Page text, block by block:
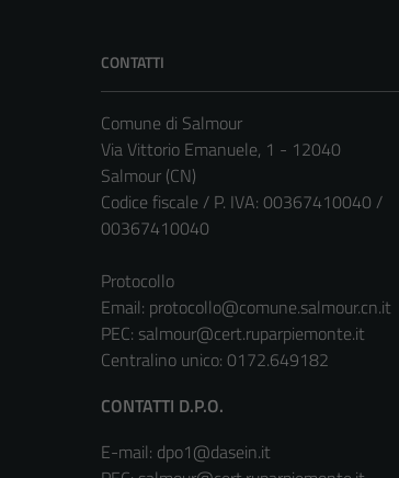
CONTATTI
Comune di Salmour
Via Vittorio Emanuele, 1 - 12040
Salmour (CN)
Codice fiscale / P. IVA: 00367410040 /
00367410040
Protocollo
Email: protocollo@comune.salmour.cn.it
PEC: salmour@cert.ruparpiemonte.it
Centralino unico: 0172.649182
CONTATTI D.P.O.
E-mail: dpo1@dasein.it